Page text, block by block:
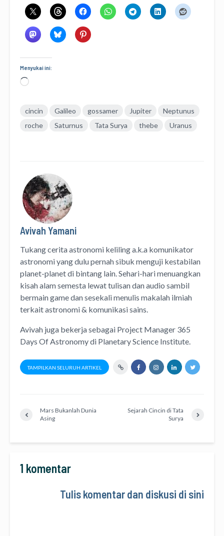
Menyukai ini:
Memuat...
cincin Galileo gossamer Jupiter
Neptunus
roche
Saturnus Tata Surya thebe Uranus
Avivah Yamani
Tukang cerita astronomi kelilinga.k.a komunikator
astronomiyang dulu pernah sibuk menguji kestabilan
planet-planet di bintang lain. Sehari-hari menuangkan
kisah alam semesta lewattulisandanaudio sambil
bermain game dan sesekali menulis makalah ilmiah
terkait astronomi & komunikasi sains.
Avivah juga bekerja sebagai Project Manager 365
Days Of Astronomydi Planetary Science Institute.
TAMPILKAN SELURUH ARTIKEL
Mars Bukanlah Dunia
Asing
Sejarah Cincin di Tata
Surya
1 komentar
Tulis komentar dan diskusi di sini